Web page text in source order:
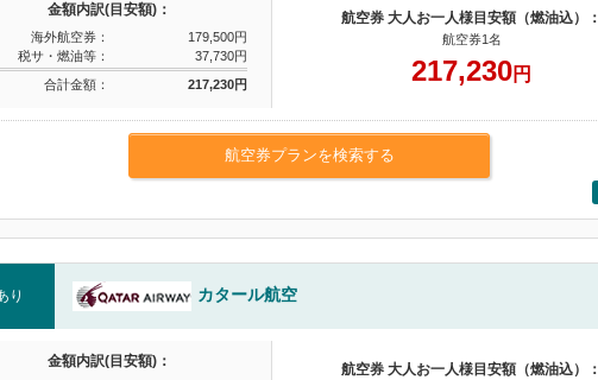
金額内訳(目安額)：
海外航空券：
179,500円
税サ・燃油等：
37,730円
合計金額：
217,230円
航空券 大人お一人様目安額（燃油込）：
航空券1名
217,230円
航空券プランを検索する
り カタール航空
金額内訳(目安額)： 航空券 大人お一人様目安額（燃油込）：